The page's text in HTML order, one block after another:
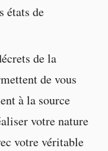
états de
de la
de vous
à la source
votre nature
votre véritable